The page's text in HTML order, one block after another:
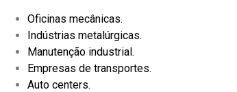
Oficinas mecânicas.
Indústrias metalúrgicas.
Manutenção industrial.
Empresas de transportes.
Auto centers.